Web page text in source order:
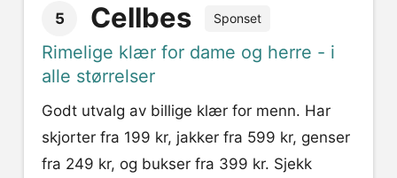
5 Cellbes Sponset
Rimelige klær for dame og herre - i
alle størrelser
Godt utvalg av billige klær for menn. Har
skjorter fra 199 kr, jakker fra 599 kr, genser
fra 249 kr, og bukser fra 399 kr. Sjekk